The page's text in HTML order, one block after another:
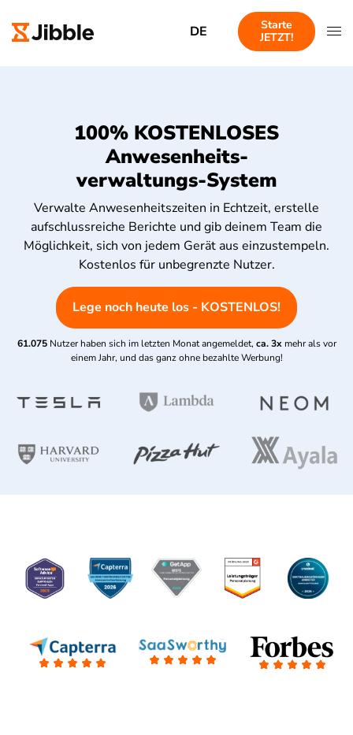
DE
Starte
JETZT!
100% KOSTENLOSES
Anwesenheits-
verwaltungs-System
Verwalte Anwesenheitszeiten in Echtzeit, erstelle
aufschlussreiche Berichte und gib deinem Team die
Möglichkeit, sich von jedem Gerät aus einzustempeln.
Kostenlos für unbegrenzte Nutzer.
Lege noch heute los - KOSTENLOS!
61.075 Nutzer haben sich im letzten Monat angemeldet, ca. 3x mehr als vor
einem Jahr, und das ganz ohne bezahlte Werbung!